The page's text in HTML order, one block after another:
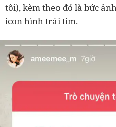
tôi), kèm theo đó là bức
icon hình trái tim.